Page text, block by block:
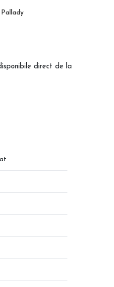
direct de la